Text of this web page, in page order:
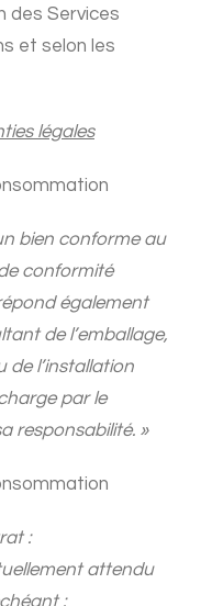
des Services
et selon les
légales
bien conforme au
conformité
également
de l’emballage,
de l’installation
par le
responsabilité. »
:
attendu
: